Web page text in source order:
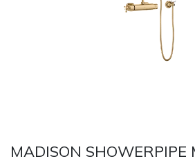
MADISON SHOWERPIPE